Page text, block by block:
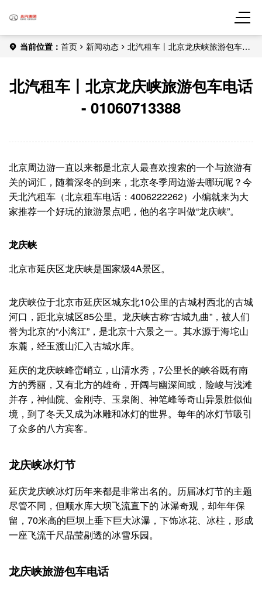
当前位置： 首页 新闻动态
北汽租车丨北京龙庆峡旅游包车电
北汽租车丨北京龙庆峡旅游包车电话
- 01060713388
北京周边游一直以来都是北京人最喜欢搜索的一个与旅游有
关的词汇，随着深冬的到来，北京冬季周边游去哪玩呢？今
天北汽租车（北京租车电话：4006222262）小编就来为大
家推荐一个好玩的旅游景点吧，他的名字叫做“龙庆峡”。
龙庆峡
北京市延庆区龙庆峡是国家级4A景区。
龙庆峡位于北京市延庆区城东北10公里的古城村西北的古城
河口，距北京城区85公里。龙庆峡古称“古城九曲”，被人们
誉为北京的“小漓江”，是北京十六景之一。其水源于海坨山
东麓，经玉渡山汇入古城水库。
延庆的龙庆峡峰峦峭立，山清水秀，7公里长的峡谷既有南
方的秀丽，又有北方的雄奇，开阔与幽深间或，险峻与浅滩
并存，神仙院、金刚寺、玉泉阁、神笔峰等奇山异景胜似仙
境，到了冬天又成为冰雕和冰灯的世界。每年的冰灯节吸引
了众多的八方宾客。
龙庆峡冰灯节
延庆龙庆峡冰灯历年来都是非常出名的。历届冰灯节的主题
尽管不同，但顺水库大坝飞流直下的 冰瀑奇观，却年年保
留，70米高的巨坝上垂下巨大冰瀑，下饰冰花、冰柱，形成
一座飞流千尺晶莹剔透的冰雪乐园。
龙庆峡旅游包车电话